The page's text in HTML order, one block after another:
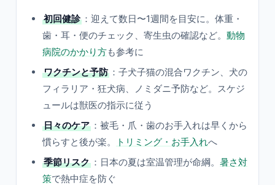
初回健診 ：迎えて数日〜1週間を目安に。体重・
歯・耳・便のチェック、寄生虫の確認など。 動物
病院のかかり方も参考に
ワクチンと予防 ：子犬子猫の混合ワクチン、犬の
フィラリア・狂犬病、ノミダニ予防など。スケジ
ュールは獣医の指示に従う
日々のケア ：被毛・爪・歯のお手入れは早くから
慣らすと後が楽。
トリミング・お手入れへ
季節リスク ：日本の夏は室温管理が命綱。 暑さ対
策で熱中症を防ぐ